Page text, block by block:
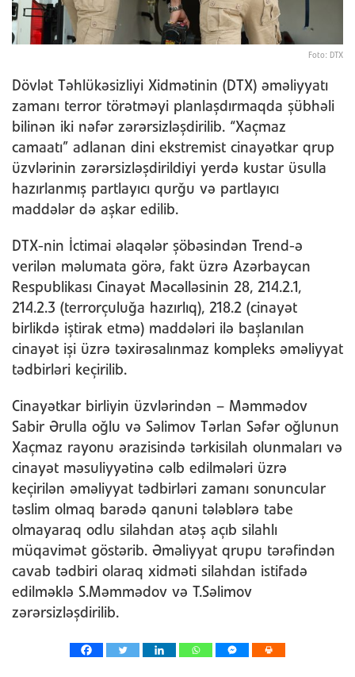
Foto: DTX
Dövlət Təhlükəsizliyi Xidmətinin (DTX) əməliyyatı
zamanı terror törətməyi planlaşdırmaqda şübhəli
bilinən iki nəfər zərərsizləşdirilib. “Xaçmaz
camaatı” adlanan dini ekstremist cinayətkar qrup
üzvlərinin zərərsizləşdirildiyi yerdə kustar üsulla
hazırlanmış partlayıcı qurğu və partlayıcı
maddələr də aşkar edilib.
DTX-nin İctimai əlaqələr şöbəsindən Trend-ə
verilən məlumata görə, fakt üzrə Azərbaycan
Respublikası Cinayət Məcəlləsinin 28, 214.2.1,
214.2.3 (terrorçuluğa hazırlıq), 218.2 (cinayət
birlikdə iştirak etmə) maddələri ilə başlanılan
cinayət işi üzrə təxirəsalınmaz kompleks əməliyyat
tədbirləri keçirilib.
Cinayətkar birliyin üzvlərindən – Məmmədov
Sabir Ərulla oğlu və Səlimov Tərlan Səfər oğlunun
Xaçmaz rayonu ərazisində tərkisilah olunmaları və
cinayət məsuliyyətinə cəlb edilmələri üzrə
keçirilən əməliyyat tədbirləri zamanı sonuncular
təslim olmaq barədə qanuni tələblərə tabe
olmayaraq odlu silahdan atəş açıb silahlı
müqavimət göstərib. Əməliyyat qrupu tərəfindən
cavab tədbiri olaraq xidməti silahdan istifadə
edilməklə S.Məmmədov və T.Səlimov
zərərsizləşdirilib.